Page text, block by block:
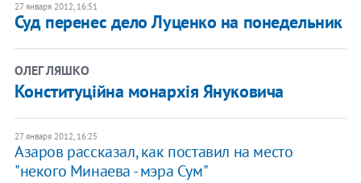
27 января 2012, 16:51
Суд перенес дело Луценко на понедельник
ОЛЕГ ЛЯШКО
Конституційна монархія Януковича
27 января 2012, 16:25
Азаров рассказал, как поставил на место
"некого Минаева - мэра Сум"